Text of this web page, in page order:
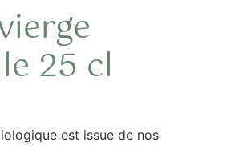
25 cl
est issue de nos